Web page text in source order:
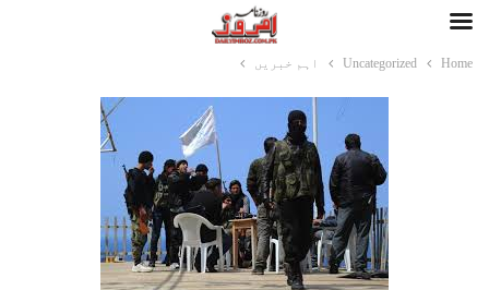
Home
Uncategorized اہم خبریں